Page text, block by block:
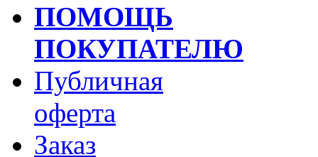
ПОМОЩЬ
ПОКУПАТЕЛЮ
Публичная
оферта
Заказ